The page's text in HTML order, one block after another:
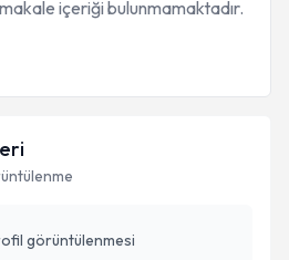
içeriği bulunmamaktadır.
görüntülenmesi